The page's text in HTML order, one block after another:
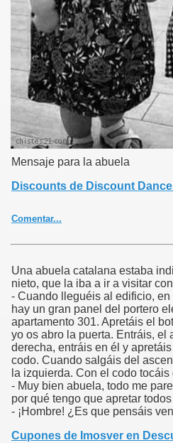
top:5px;}.ver3{text-
100% 'Verdana';text-
bottom:20px;}.tagcloud
decoration:none;}.tf1{font-
size:160%;}.tf4{font-
Mensaje para la abuela
Discounts de Discount
Comentar...
Una abuela catalana estaba
nieto, que la iba a ir a visitar
- Cuando lleguéis al edificio,
hay un gran panel del portero
apartamento 301. Apretáis el
yo os abro la puerta. Entráis, el
derecha, entráis en él y
codo. Cuando salgáis del
la izquierda. Con el codo tocáis
- Muy bien abuela, todo me
por qué tengo que apretar
- ¡Hombre! ¿Es que pensáis
Cupones de Imosver en